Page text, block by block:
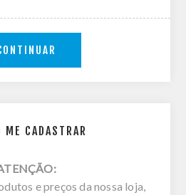
ME CADASTRAR
e preços da nossa loja,